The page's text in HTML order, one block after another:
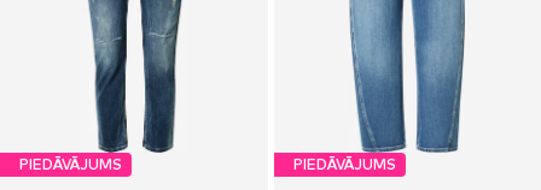
PIEDĀVĀJUMS PIEDĀVĀJUMS